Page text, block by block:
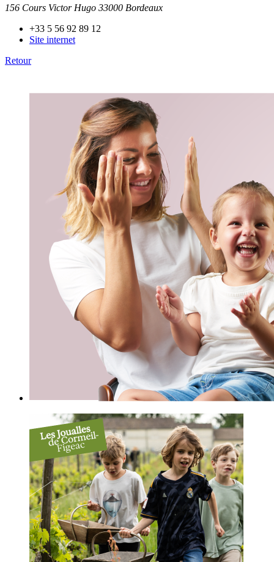
156 Cours Victor Hugo 33000 Bordeaux
+33 5 56 92 89 12
Site internet
Retour